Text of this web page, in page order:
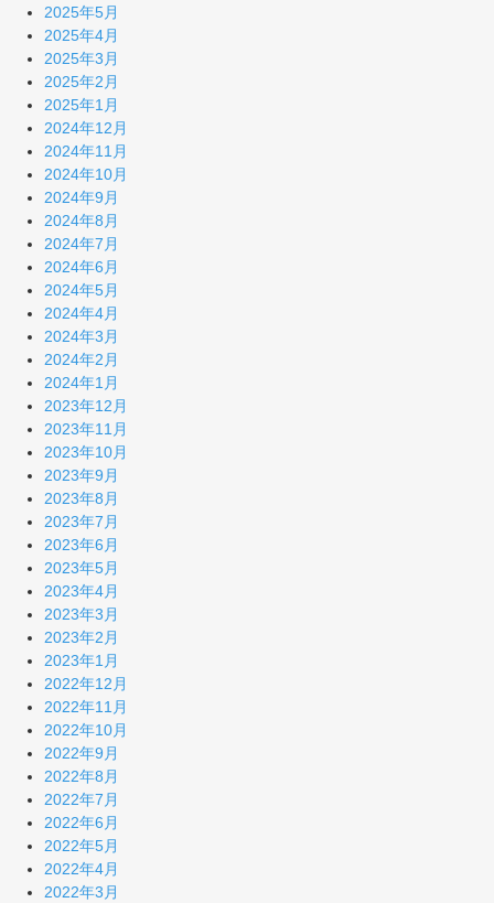
2025年5月
2025年4月
2025年3月
2025年2月
2025年1月
2024年12月
2024年11月
2024年10月
2024年9月
2024年8月
2024年7月
2024年6月
2024年5月
2024年4月
2024年3月
2024年2月
2024年1月
2023年12月
2023年11月
2023年10月
2023年9月
2023年8月
2023年7月
2023年6月
2023年5月
2023年4月
2023年3月
2023年2月
2023年1月
2022年12月
2022年11月
2022年10月
2022年9月
2022年8月
2022年7月
2022年6月
2022年5月
2022年4月
2022年3月